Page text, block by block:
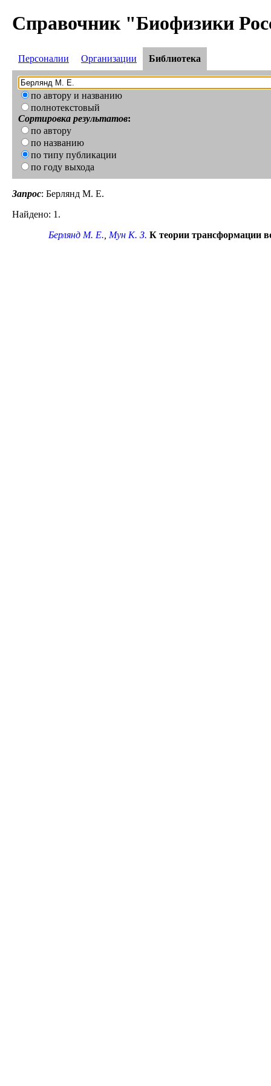
Справочник "Биофизики
Персоналии Организации Библиотека
по автору и названию
полнотекстовый
Сортировка результатов:
по автору
по названию
по типу публикации
по году выхода
Запрос: Берлянд М. Е.
Найдено: 1.
Берлянд М. Е., Мун К. З. К теории трансформации